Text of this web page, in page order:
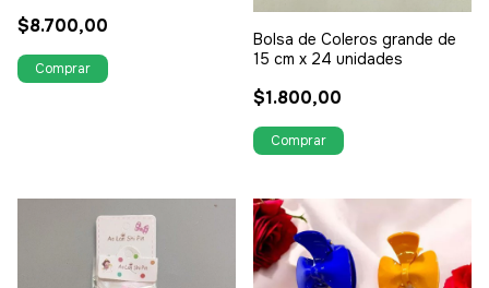
$8.700,00
Bolsa de Coleros grande de
15 cm x 24 unidades
$1.800,00